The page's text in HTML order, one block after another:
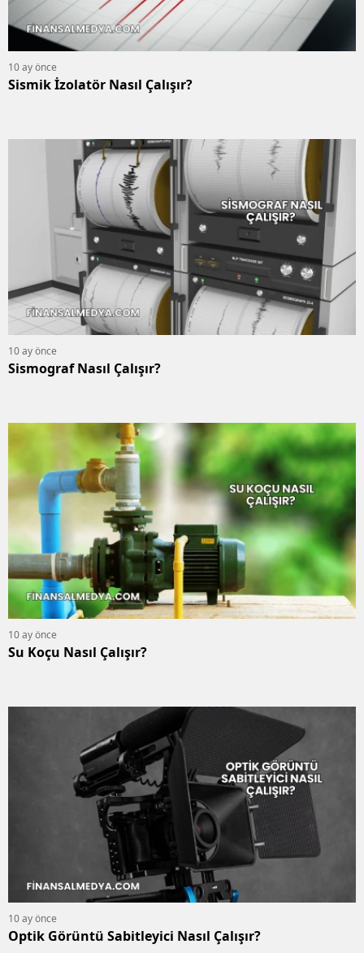
10 ay önce
Sismik İzolatör Nasıl Çalışır?
10 ay önce
Sismograf Nasıl Çalışır?
10 ay önce
Su Koçu Nasıl Çalışır?
10 ay önce
Optik Görüntü Sabitleyici Nasıl Çalışır?